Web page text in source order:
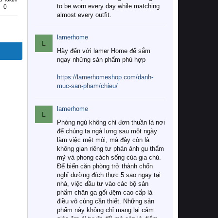
0
to be worn every day while matching
almost every outfit.
L
lamerhome
Hãy đến với lamer Home để sắm
ngay những sản phẩm phù hợp
https://lamerhomeshop.com/danh-
muc-san-pham/chieu/
L
lamerhome
Phòng ngủ không chỉ đơn thuần là nơi
để chúng ta ngả lưng sau một ngày
làm việc mệt mỏi, mà đây còn là
không gian riêng tư phản ánh gu thẩm
mỹ và phong cách sống của gia chủ.
Để biến căn phòng trở thành chốn
nghỉ dưỡng đích thực 5 sao ngay tại
nhà, việc đầu tư vào các bộ sản
phẩm chăn ga gối đệm cao cấp là
điều vô cùng cần thiết. Những sản
phẩm này không chỉ mang lại cảm